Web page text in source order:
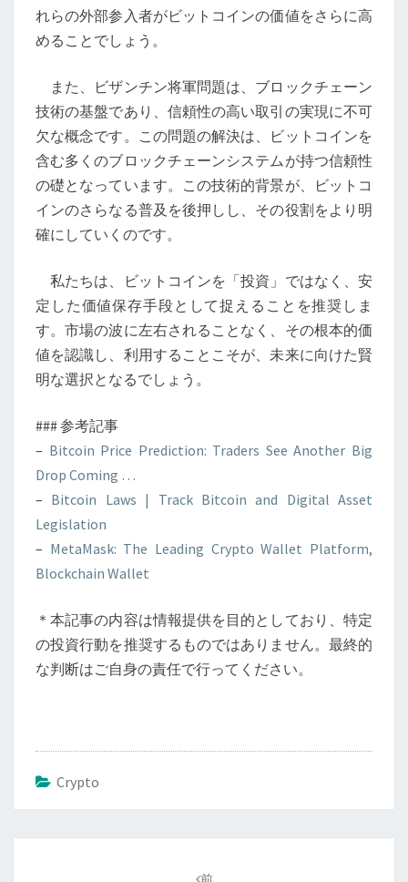
れらの外部参入者がビットコインの価値をさらに高
めることでしょう。
また、ビザンチン将軍問題は、ブロックチェーン
技術の基盤であり、信頼性の高い取引の実現に不可
欠な概念です。この問題の解決は、ビットコインを
含む多くのブロックチェーンシステムが持つ信頼性
の礎となっています。この技術的背景が、ビットコ
インのさらなる普及を後押しし、その役割をより明
確にしていくのです。
私たちは、ビットコインを「投資」ではなく、安
定した価値保存手段として捉えることを推奨しま
す。市場の波に左右されることなく、その根本的価
値を認識し、利用することこそが、未来に向けた賢
明な選択となるでしょう。
### 参考記事
– Bitcoin Price Prediction: Traders See Another Big
Drop Coming …
– Bitcoin Laws | Track Bitcoin and Digital Asset
Legislation
– MetaMask: The Leading Crypto Wallet Platform,
Blockchain Wallet
＊本記事の内容は情報提供を目的としており、特定
の投資行動を推奨するものではありません。最終的
な判断はご自身の責任で行ってください。
Crypto